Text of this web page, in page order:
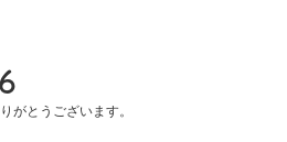
がとうございます。